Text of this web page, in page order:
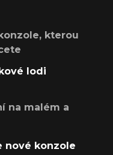
kterou
lodi
na malém a
nové konzole